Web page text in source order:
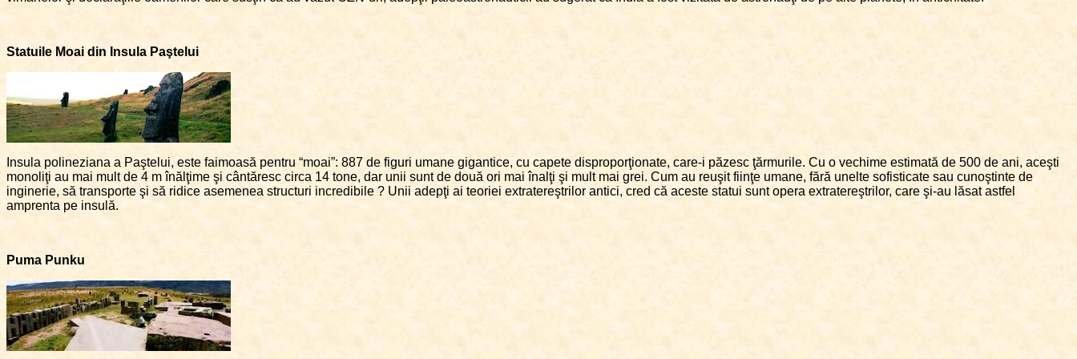
Statuile Moai din Insula Paştelui
Insula polineziana a Paştelui, este faimoasă pentru “moai”: 887 de figuri umane gigantice, cu capete disproporţionate, care-i păzesc ţărmurile. Cu o vechime estimată de 500 de ani, aceşti
monoliţi au mai mult de 4 m înălţime şi cântăresc circa 14 tone, dar unii sunt de două ori mai înalţi şi mult mai grei. Cum au reuşit fiinţe umane, fără unelte sofisticate sau cunoştinte de
inginerie, să transporte şi să ridice asemenea structuri incredibile ? Unii adepţi ai teoriei extratereştrilor antici, cred că aceste statui sunt opera extratereştrilor, care şi-au lăsat astfel
amprenta pe insulă.
Puma Punku